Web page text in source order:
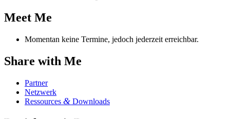
Meet Me
Momentan keine Termine, jedoch jederzeit erreichbar.
Share with Me
Part­ner
Netz­werk
Res­sour­ces & Downloads